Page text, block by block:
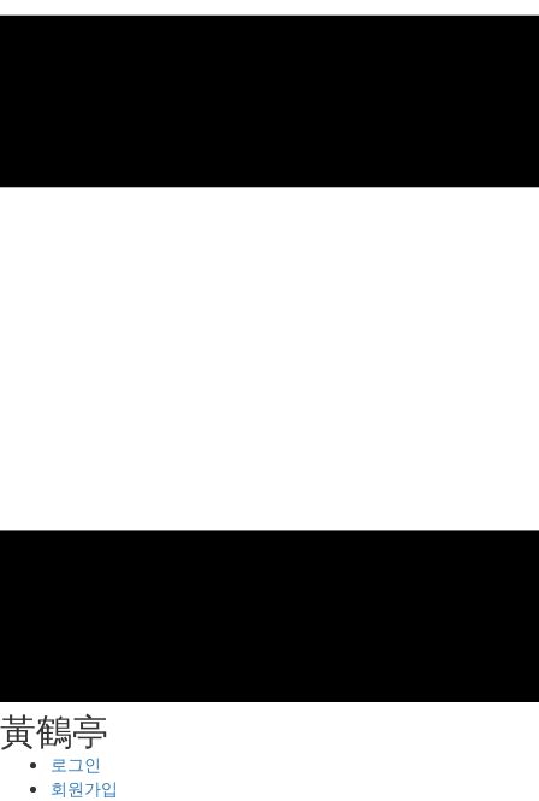
⿈鶴亭
로그인
회원가입